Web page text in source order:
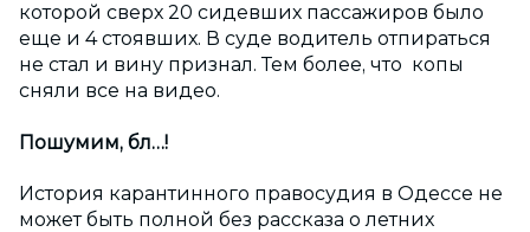
которой сверх 20 сидевших пассажиров было
еще и 4 стоявших. В суде водитель отпираться
не стал и вину признал. Тем более, что копы
сняли все на видео.
Пошумим, бл…!
История карантинного правосудия в Одессе не
может быть полной без рассказа о летних